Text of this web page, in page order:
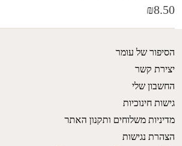
₪8.50
הסיפור של עומר
יצירת קשר
החשבון שלי
גישות חינוכיות
מדיניות משלוחים ותקנון האתר
הצהרת נגישות